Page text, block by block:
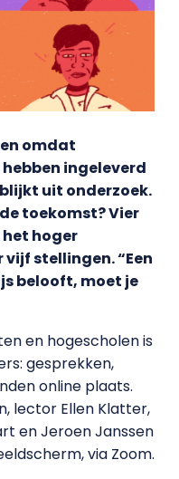
omdat
ingeleverd
uit onderzoek.
toekomst? Vier
hoger
stellingen. “Een
belooft, moet je
en hogescholen is
gesprekken,
online plaats.
lector Ellen Klatter,
en Jeroen Janssen
via Zoom.